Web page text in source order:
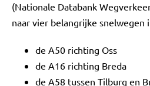
(Nationale Databank
naar vier belangrijke snelwegen
de A50 richting Oss
de A16 richting Breda
de A58 tussen Tilburg en